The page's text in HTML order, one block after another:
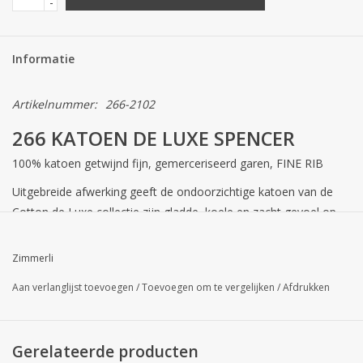
Informatie
Artikelnummer: 266-2102
266 KATOEN DE LUXE SPENCER
100% katoen getwijnd fijn, gemerceriseerd garen, FINE RIB
Uitgebreide afwerking geeft de ondoorzichtige katoen van de
Cotton de Luxe collectie zijn gladde, koele en zacht gevoel op
satijnen grens krijgt haar vrouwelijke elegantie van de licht
geluk.
Zimmerli
Aan verlanglijst toevoegen /Toevoegen om te vergelijken /Afdrukken
Gerelateerde producten